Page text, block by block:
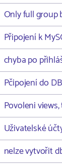
Only full group
Připojení k
chyba po
Pčipojení do DB
Povoleni
Uživatelské
nelze vytvořit